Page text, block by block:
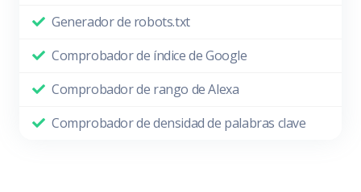
Generador de robots.txt
Comprobador de índice de Google
Comprobador de rango de Alexa
Comprobador de densidad de palabras clave